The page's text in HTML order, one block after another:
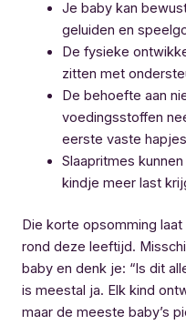
Je baby kan
geluiden en
De fysieke
zitten met
De behoefte aan
voedingsstoffen
eerste vaste
Slaapritmes
kindje meer last
Die korte opsomming
rond deze leeftijd.
baby en denk je: “Is dit
is meestal ja. Elk kind
maar de meeste baby’s